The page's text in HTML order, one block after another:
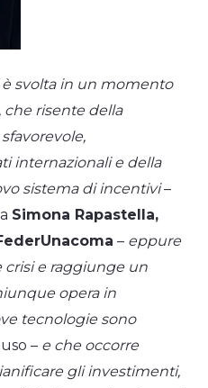
è svolta in un momento
che risente della
internazionali e della
sistema di incentivi–
Simona Rapastella,
– eppure
crisi e raggiunge un
opera in
tecnologie sono
– e che occorre
gli investimenti,